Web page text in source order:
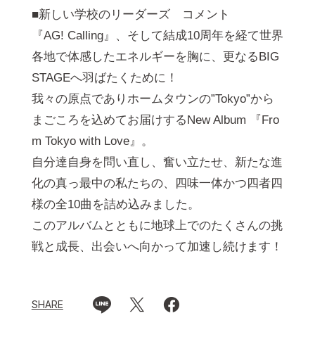
■新しい学校のリーダーズ コメント
『AG! Calling』、そして結成10周年を経て世界
各地で体感したエネルギーを胸に、更なるBIG
STAGEへ羽ばたくために！
我々の原点でありホームタウンの”Tokyo”から
まごころを込めてお届けするNew Album 『Fro
m Tokyo with Love』。
自分達自身を問い直し、奮い立たせ、新たな進
化の真っ最中の私たちの、四味一体かつ四者四
様の全10曲を詰め込みました。
このアルバムとともに地球上でのたくさんの挑
戦と成長、出会いへ向かって加速し続けます！
SHARE